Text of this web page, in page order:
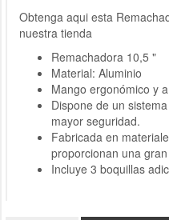
Obtenga aqui esta
nuestra tienda
Remachadora 10,5 "
Material: Aluminio
Mango ergonómico y
Dispone de un
mayor seguridad.
Fabricada en
proporcionan una
Incluye 3 boquillas